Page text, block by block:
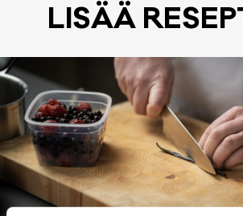
LI­SÄÄ